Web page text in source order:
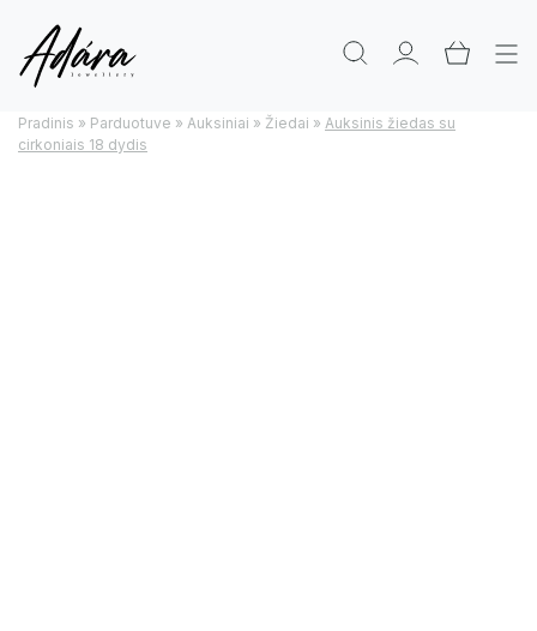
Pradinis » Parduotuve » Auksiniai » Žiedai » Auksinis žiedas su
cirkoniais 18 dydis